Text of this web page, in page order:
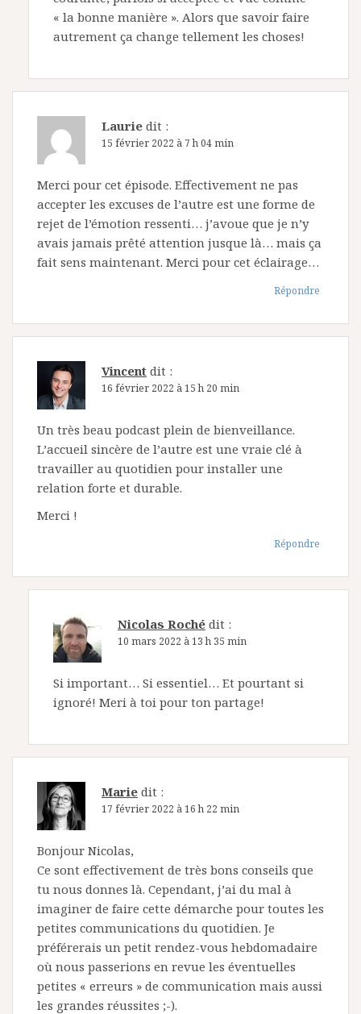
« la bonne manière ». Alors que savoir faire
autrement ça change tellement les choses!
Laurie dit :
15 février 2022 à 7 h 04 min
Merci pour cet épisode. Effectivement ne pas
accepter les excuses de l’autre est une forme de
rejet de l’émotion ressenti… j’avoue que je n’y
avais jamais prêté attention jusque là… mais ça
fait sens maintenant. Merci pour cet éclairage…
Répondre
Vincent dit :
16 février 2022 à 15 h 20 min
Un très beau podcast plein de bienveillance.
L’accueil sincère de l’autre est une vraie clé à
travailler au quotidien pour installer une
relation forte et durable.
Merci !
Répondre
Nicolas Roché dit :
10 mars 2022 à 13 h 35 min
Si important… Si essentiel… Et pourtant si
ignoré! Meri à toi pour ton partage!
Marie dit :
17 février 2022 à 16 h 22 min
Bonjour Nicolas,
Ce sont effectivement de très bons conseils que
tu nous donnes là. Cependant, j’ai du mal à
imaginer de faire cette démarche pour toutes les
petites communications du quotidien. Je
préférerais un petit rendez-vous hebdomadaire
où nous passerions en revue les éventuelles
petites « erreurs » de communication mais aussi
les grandes réussites ;-).